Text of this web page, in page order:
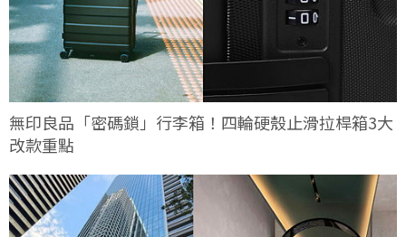
無印良品「密碼鎖」行李箱！四輪硬殼止滑拉桿箱3大
改款重點